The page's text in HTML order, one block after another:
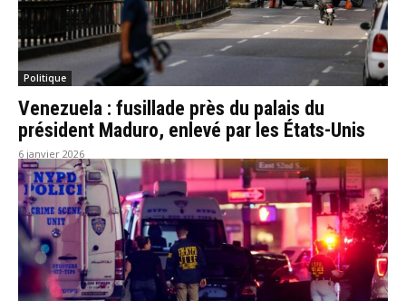
Politique
Venezuela : fusillade près du palais du
président Maduro, enlevé par les États-Unis
6 janvier 2026